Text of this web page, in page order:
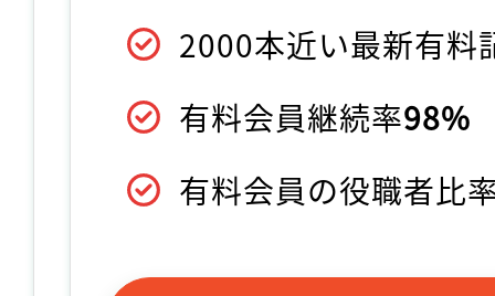
2000本近い最新有料
有料会員継続率98%
有料会員の役職者比